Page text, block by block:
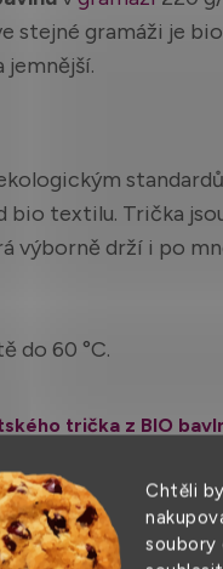
Chtěli
soubory
stejné gramáži je
jemnější.
bio textilu. Trička
výborně drží i po
do 60 °C.
trička z BIO
50/56 62/68
25 26